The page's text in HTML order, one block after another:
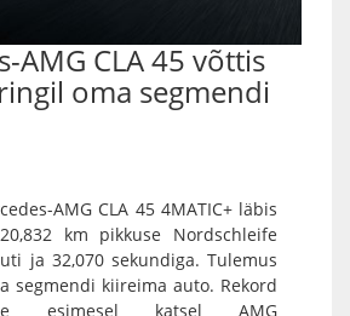
AMG CLA 45 võttis
oma segmendi
AMG CLA 45 4MATIC+ läbis
km pikkuse Nordschleife
ja 32,070 sekundiga. Tulemus
segmendi kiireima auto. Rekord
esimesel katsel AMG